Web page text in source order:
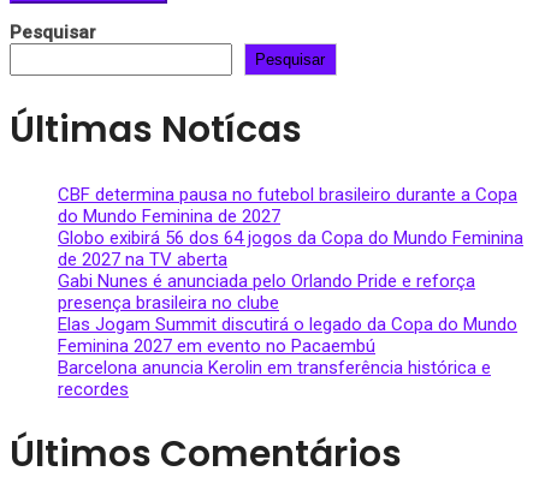
Pesquisar
Pesquisar
Últimas Notícas
CBF determina pausa no futebol brasileiro durante a Copa
do Mundo Feminina de 2027
Globo exibirá 56 dos 64 jogos da Copa do Mundo Feminina
de 2027 na TV aberta
Gabi Nunes é anunciada pelo Orlando Pride e reforça
presença brasileira no clube
Elas Jogam Summit discutirá o legado da Copa do Mundo
Feminina 2027 em evento no Pacaembú
Barcelona anuncia Kerolin em transferência histórica e
recordes
Últimos Comentários